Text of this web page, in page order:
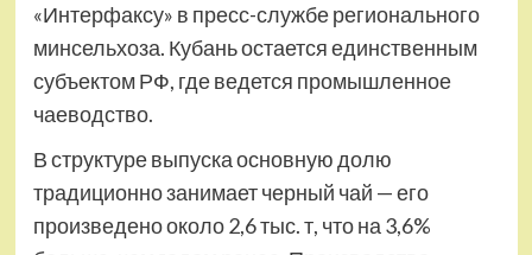
«Интерфаксу» в пресс-службе регионального
минсельхоза. Кубань остается единственным
субъектом РФ, где ведется промышленное
чаеводство.
В структуре выпуска основную долю
традиционно занимает черный чай — его
произведено около 2,6 тыс. т, что на 3,6%